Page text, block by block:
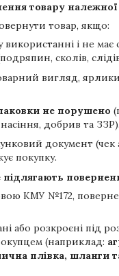
товару належної
товар, якщо:
використанні і не має
сколів,
вигляд, ярлики
не порушено
добрив та ЗЗР).
документ (чек
покупку.
підлягають
КМУ №172,
або розкроєні під
(наприклад:
плівка, шланги